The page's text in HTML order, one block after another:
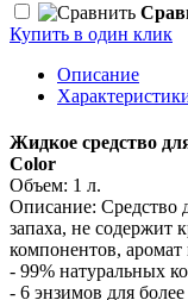
Купить в один клик
Описание
Жидкое средство
Color
Объем: 1 л.
Описание: Средство
запаха, не содержит
компонентов, аромат
- 99% натуральных
- 6 энзимов для